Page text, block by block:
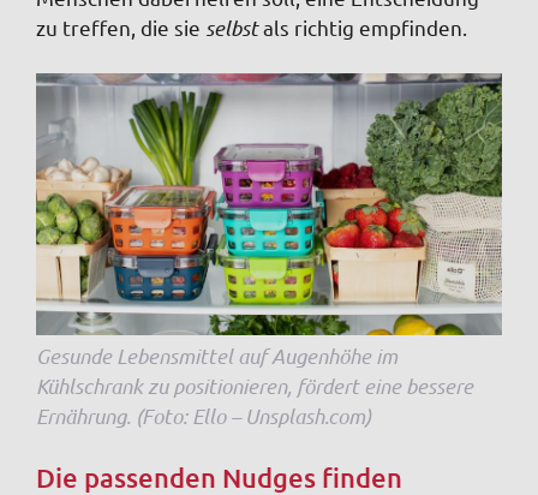
zu treffen, die sie selbstals richtig empfinden.
Gesunde Lebensmittel auf Augenhöhe im
Kühlschrank zu positionieren, fördert eine bessere
Ernährung. (Foto: Ello – Unsplash.com)
Die passenden Nudges finden